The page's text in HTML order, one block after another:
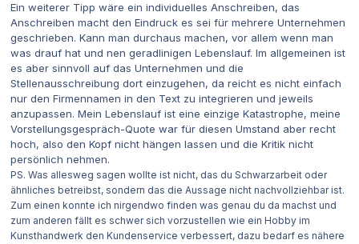
Ein weiterer Tipp wäre ein individuelles Anschreiben, das
Anschreiben macht den Eindruck es sei für mehrere Unternehmen
geschrieben. Kann man durchaus machen, vor allem wenn man
was drauf hat und nen geradlinigen Lebenslauf. Im allgemeinen ist
es aber sinnvoll auf das Unternehmen und die
Stellenausschreibung dort einzugehen, da reicht es nicht einfach
nur den Firmennamen in den Text zu integrieren und jeweils
anzupassen. Mein Lebenslauf ist eine einzige Katastrophe, meine
Vorstellungsgespräch-Quote war für diesen Umstand aber recht
hoch, also den Kopf nicht hängen lassen und die Kritik nicht
persönlich nehmen.
PS. Was allesweg sagen wollte ist nicht, das du Schwarzarbeit oder
ähnliches betreibst, sondern das die Aussage nicht nachvollziehbar ist.
Zum einen konnte ich nirgendwo finden was genau du da machst und
zum anderen fällt es schwer sich vorzustellen wie ein Hobby im
Kunsthandwerk den Kundenservice verbessert, dazu bedarf es nähere